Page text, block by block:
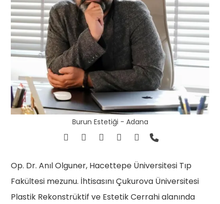
Burun Estetiği - Adana
Op. Dr. Anıl Olguner, Hacettepe Üniversitesi Tıp
Fakültesi mezunu. İhtisasını Çukurova Üniversitesi
Plastik Rekonstrüktif ve Estetik Cerrahi alanında